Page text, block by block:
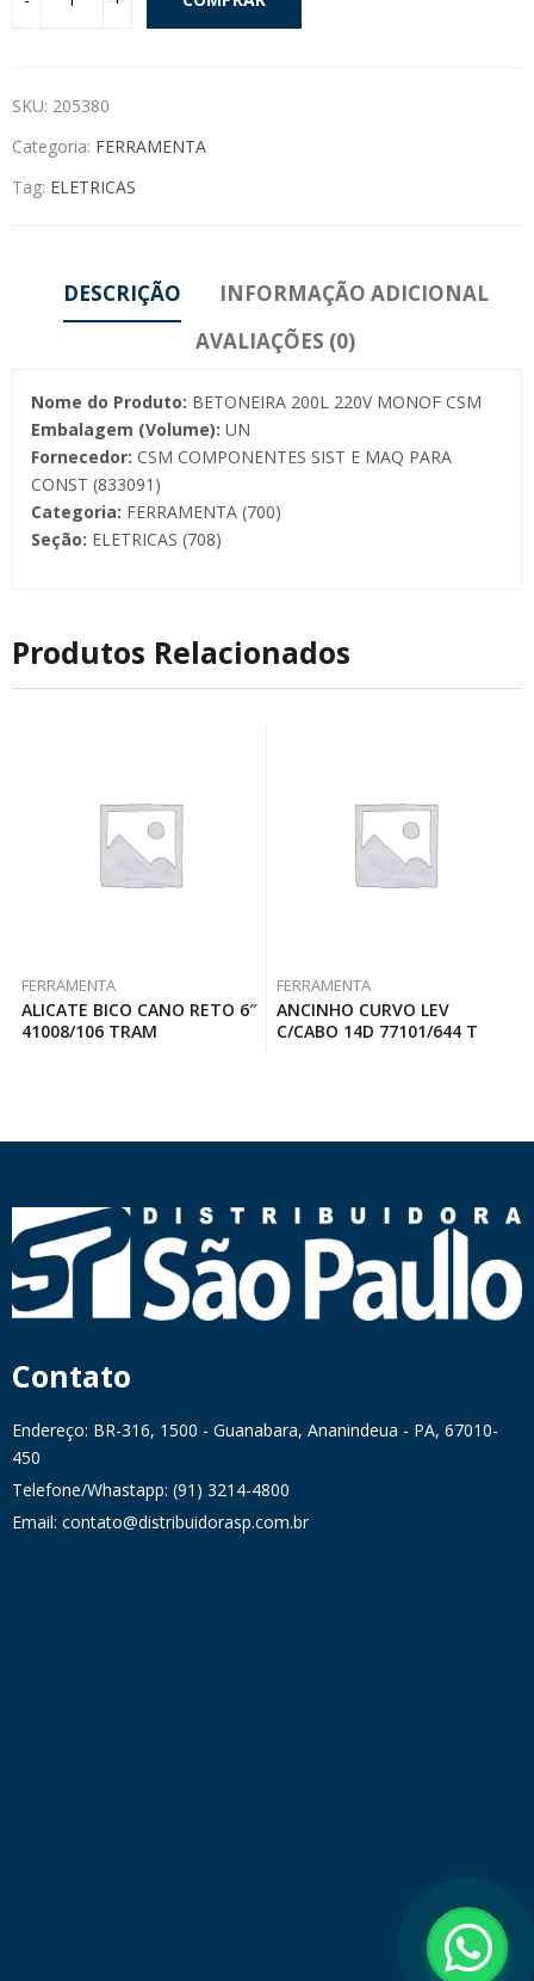
SKU: 205380
Categoria: FERRAMENTA
Tag: ELETRICAS
DESCRIÇÃO
INFORMAÇÃO ADICIONAL
AVALIAÇÕES (0)
Nome do Produto: BETONEIRA 200L 220V MONOF CSM
Embalagem (Volume): UN
Fornecedor: CSM COMPONENTES SIST E MAQ PARA
CONST (833091)
Categoria: FERRAMENTA (700)
Seção: ELETRICAS (708)
Produtos Relacionados
FERRAMENTA
ALICATE BICO CANO RETO 6″
41008/106 TRAM
FERRAMENTA
ANCINHO CURVO LEV
C/CABO 14D 77101/644 T
Contato
Endereço: BR-316, 1500 - Guanabara, Ananindeua - PA, 67010-
450
Telefone/Whastapp: (91) 3214-4800
Email: contato@distribuidorasp.com.br